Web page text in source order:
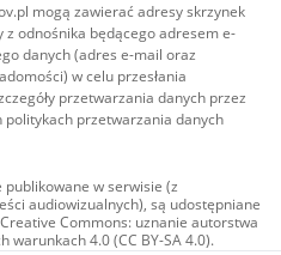
mogą zawierać adresy skrzynek
odnośnika będącego adresem e-
danych (adres e-mail oraz
w celu przesłania
przetwarzania danych przez
politykach przetwarzania danych
publikowane w serwisie (z
audiowizualnych), są udostępniane
Commons: uznanie autorstwa
warunkach 4.0 (CC BY-SA 4.0).